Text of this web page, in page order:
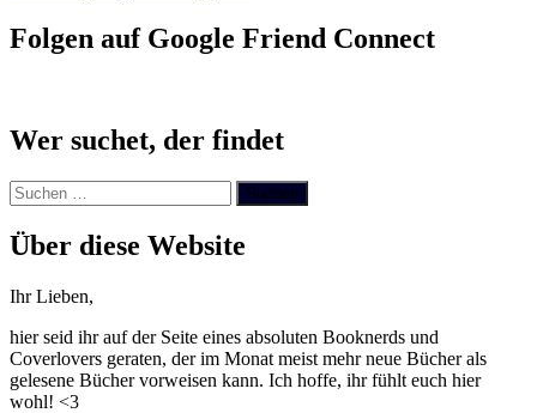
Folgen auf Google Friend Connect
Wer suchet, der findet
Suchen
nach:
Über diese Website
Ihr Lieben,
hier seid ihr auf der Seite eines absoluten Booknerds und
Coverlovers geraten, der im Monat meist mehr neue Bücher als
gelesene Bücher vorweisen kann. Ich hoffe, ihr fühlt euch hier
wohl! <3